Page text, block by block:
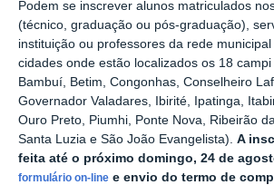
Podem se inscrever alunos matriculados
(técnico, graduação ou pós-graduação),
instituição ou professores da rede
cidades onde estão localizados os 18 campi
Bambuí, Betim, Congonhas, Conselheiro
Governador Valadares, Ibirité, Ipatinga,
Ouro Preto, Piumhi, Ponte Nova, Ribeirão
Santa Luzia e São João Evangelista). A
feita até o próximo domingo, 24 de
formulário on-line e envio do termo de